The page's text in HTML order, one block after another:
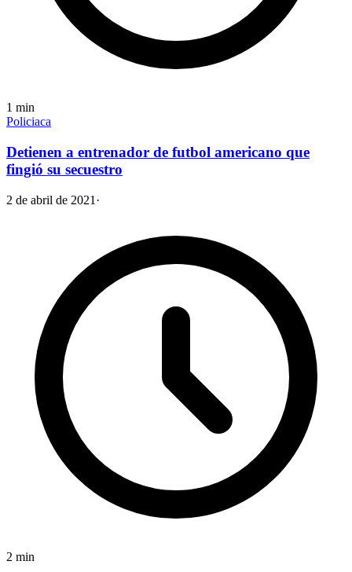
1 min
Policiaca
Detienen a entrenador de futbol americano que
fingió su secuestro
2 de abril de 2021 ·
2 min